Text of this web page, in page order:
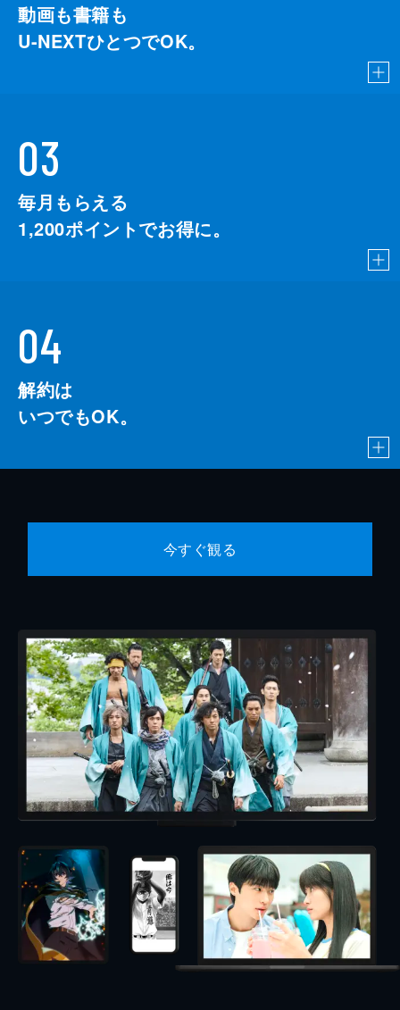
動画も書籍も
U-NEXTひとつでOK。
03
毎月もらえる
1,200ポイントでお得に。
04
解約は
いつでもOK。
今すぐ観る